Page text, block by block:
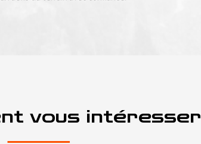
vous intéresser